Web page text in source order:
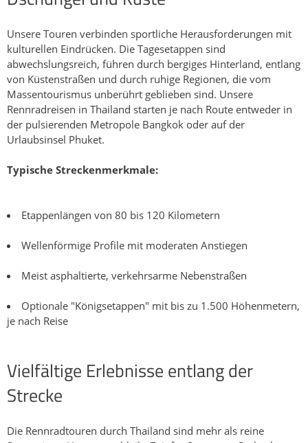
Unsere Touren verbinden sportliche Herausforderungen mit
kulturellen Eindrücken. Die Tagesetappen sind
abwechslungsreich, führen durch bergiges Hinterland, entlang
von Küstenstraßen und durch ruhige Regionen, die vom
Massentourismus unberührt geblieben sind. Unsere
Rennradreisen in Thailand starten je nach Route entweder in
der pulsierenden Metropole Bangkok oder auf der
Urlaubsinsel Phuket.
Typische Streckenmerkmale:
Etappenlängen von 80 bis 120 Kilometern
Wellenförmige Profile mit moderaten Anstiegen
Meist asphaltierte, verkehrsarme Nebenstraßen
Optionale "Königsetappen" mit bis zu 1.500 Höhenmetern,
je nach Reise
Vielfältige Erlebnisse entlang der
Strecke
Die Rennradtouren durch Thailand sind mehr als reine